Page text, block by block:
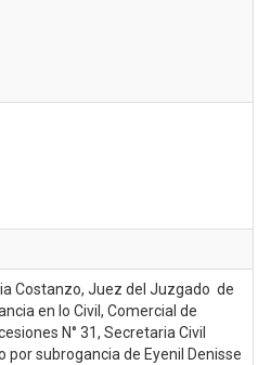
Costanzo, Juez del Juzgado de
en lo Civil, Comercial de
N° 31, Secretaria Civil
por subrogancia de Eyenil Denisse